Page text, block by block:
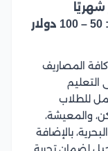
الاحتياجات الشخصية والترفيه: 50 – 100 دولار
المصاريف
للطلاب
والمعيشة،
بالإضافة